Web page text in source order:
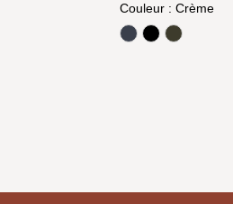
Couleur : Crème
BleuNoirOlive